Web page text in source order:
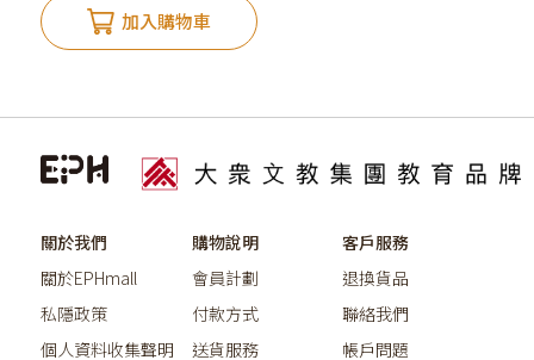
加入購物車
關於我們
關於EPHmall
私隱政策
個人資料收集聲明
購物說明
會員計劃
付款方式
送貨服務
客戶服務
退換貨品
聯絡我們
帳戶問題